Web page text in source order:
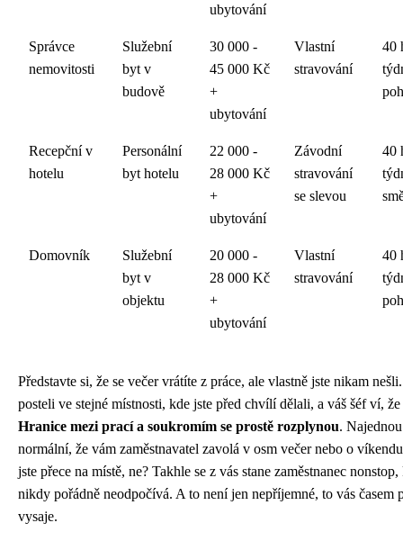
ubytování
Správce
nemovitosti
Služební
byt v
budově
30 000 -
45 000 Kč
+
ubytování
Vlastní
stravování
40
Recepční v
hotelu
Personální
byt hotelu
22 000 -
28 000 Kč
+
ubytování
Závodní
stravování
se slevou
40
Domovník
Služební
byt v
objektu
20 000 -
28 000 Kč
+
ubytování
Vlastní
stravování
40
Představte si, že se večer vrátíte z práce, ale vlastně jste nikam
posteli ve stejné místnosti, kde jste před chvílí dělali, a váš šéf ví, že
Hranice mezi prací a soukromím se prostě rozplynou.
normální, že vám zaměstnavatel zavolá v osm večer nebo o
jste přece na místě, ne? Takhle se z vás stane zaměstnanec
nikdy pořádně neodpočívá. A to není jen nepříjemné, to vás časem
vysaje.